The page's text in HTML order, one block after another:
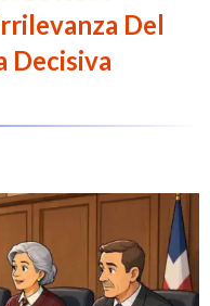
Del
Decisiva